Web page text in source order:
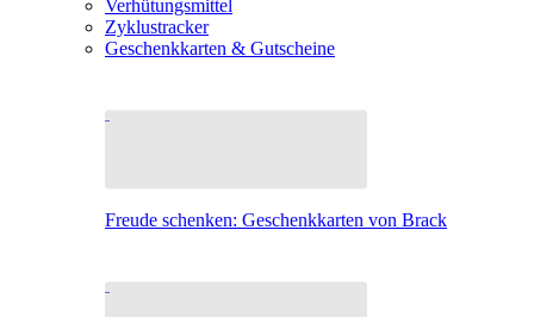
Verhütungsmittel
Zyklustracker
Geschenkkarten & Gutscheine
Freude schenken: Geschenkkarten von Brack